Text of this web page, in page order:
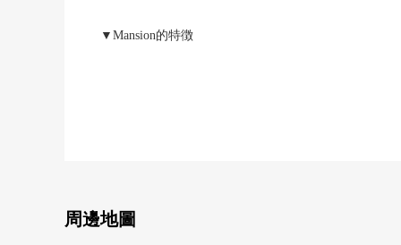
▼Mansion的特徴
▼房間的特徴
周邊地圖